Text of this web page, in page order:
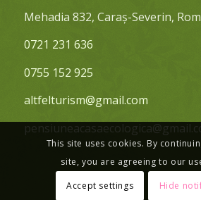
Mehadia 832, Caraș-Severin,
0721 231 636
0755 152 925
altfelturism@gmail.com
This site uses cookies. By
site, you are agreeing to our
Accept settings Hide